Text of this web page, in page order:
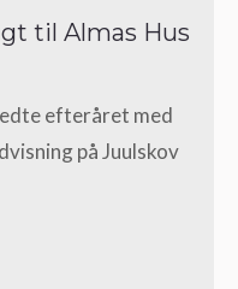
til Almas Hus
efteråret med
på Juulskov